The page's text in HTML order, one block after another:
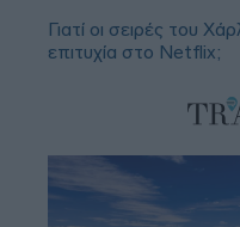
Γιατί οι σειρές του
επιτυχία στο Netflix;